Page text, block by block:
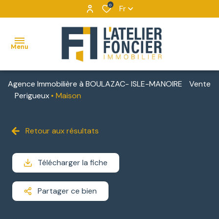
0 Fr
Menu
ACCUEIL
TERRAINS
IMMEUBLES
DE
BIENS
VENDUS
IMMOBILIER
D'ENTREPRISE
DÉCOUVRIR
NOUS
CONTACTER
NOUS
Agence Immobilière à BOULAZAC- ISLE-MANOIRE
Vente
Perigueux
Maison
Retour aux résultats
Télécharger la fiche
Partager ce bien